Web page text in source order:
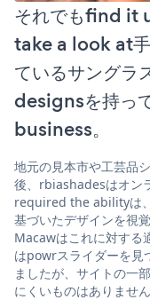
それでもfind it
take a look at手
ているサング
designsを持っ
business。
地元の見本市や工芸品
後、rbiashadesはオン
required the abilityは
基づいたデザインを視
Macawはこれに対する
はpowrスライダーを
ましたが、サイトの一
にくいものはありません